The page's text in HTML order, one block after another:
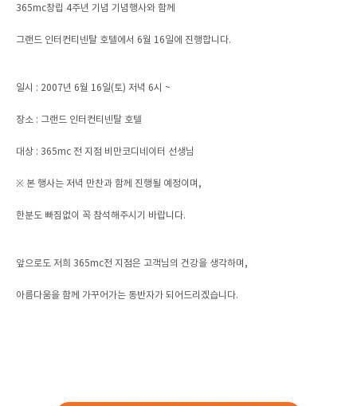
365mc창립 4주년 기념 기념행사와 함께
그랜드 인터컨티넨탈 호텔에서 6월 16일에 진행합니다.
일시 : 2007년 6월 16일(토) 저녁 6시 ~
장소 : 그랜드 인터컨티넨탈 호텔
대상 : 365mc 전 지점 비만코디네이터 선생님
※ 본 행사는 저녁 만찬과 함께 진행될 예정이며,
한분도 빠짐없이 꼭 참석해주시기 바랍니다.
앞으로도 저희 365mc전 지점은 고객님의 건강을 생각하며,
아름다움을 함께 가꾸어가는 동반자가 되어드리겠습니다.